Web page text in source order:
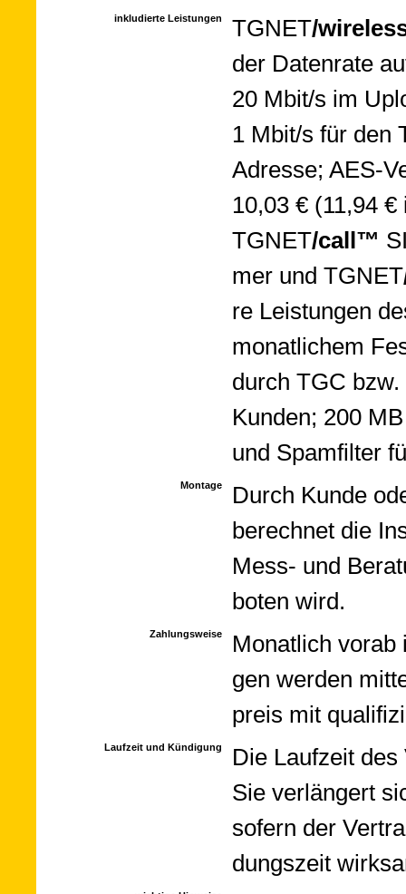
inkludierte Leistungen TGNET­/
der Da­ten­ra­te
20 Mbit/s im
1 Mbit/s für den
Adresse; AES-
10,03 € (11,94
TGNET­/call™
mer und TGNET­
re Leis­tun­gen
mo­nat­li­chem
durch TGC
Kun­den; 200
und Spam­filter
Montage
Durch Kun­de
be­rech­net die
Mess- und
boten wird.
Zahlungsweise
Monat­lich
gen wer­den
preis mit
Laufzeit und Kündigung
Die Lauf­zeit
Sie ver­län­gert
so­fern der
dungs­zeit